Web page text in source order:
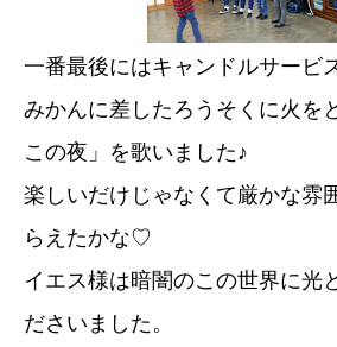
一番最後にはキャンドルサービ
みかんに差したろうそくに火を
この夜」を歌いました♪
楽しいだけじゃなくて厳かな雰
らえたかな♡
イエス様は暗闇のこの世界に光
ださいました。